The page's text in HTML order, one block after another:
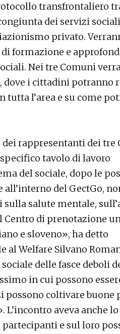
transfrontaliero
dei servizi
privato.
formazione e
Nei tre Comuni
i cittadini potranno
l’area e su come
dei rappresentanti dei tre
tavolo di lavoro
del sociale, dopo le
del GectGo,
salute mentale,
Centro di prenotazione
e sloveno», ha detto
al Welfare Silvano
delle fasce deboli
in cui possono
coltivare buone
aveva anche
e sul loro